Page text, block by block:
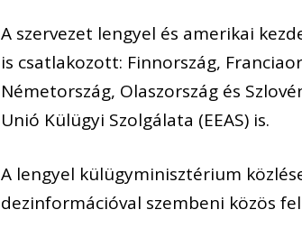
A szervezet lengyel és amerikai
is csatlakozott: Finnország,
Németország, Olaszország és
Unió Külügyi Szolgálata (EEAS) is.
A lengyel külügyminisztérium
dezinformációval szembeni közös